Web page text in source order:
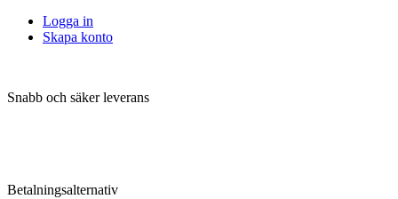
Logga in
Skapa konto
Snabb och säker leverans
Betalningsalternativ